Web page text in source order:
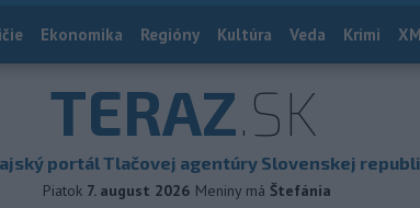
Ekonomika Regióny Kultúra Veda Krimi
TERAZ.SK
portál Tlačovej agentúry Slovenskej
Piatok 7. august 2026 Meniny má Štefánia